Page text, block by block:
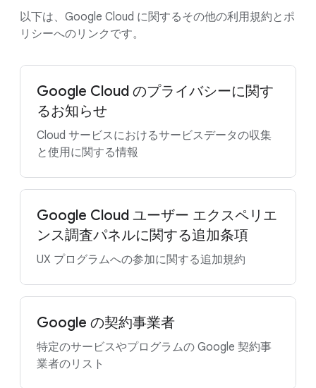
以下は、Google Cloud に関するその他の利用規約とポ
リシーへのリンクです。
Google Cloud のプライバシーに関す
るお知らせ
Cloud サービスにおけるサービスデータの収集
と使用に関する情報
Google Cloud ユーザー エクスペリエ
ンス調査パネルに関する追加条項
UX プログラムへの参加に関する追加規約
Google の契約事業者
特定のサービスやプログラムの Google 契約事
業者のリスト